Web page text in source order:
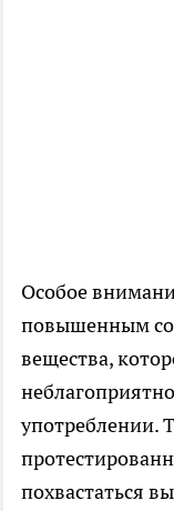
Особое
повышенным
вещества,
употреблении.
похвастаться